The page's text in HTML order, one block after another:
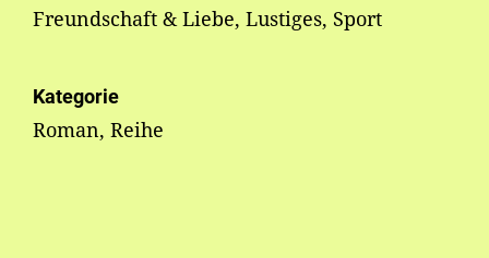
Freundschaft & Liebe, Lustiges, Sport
Kategorie
Roman, Reihe